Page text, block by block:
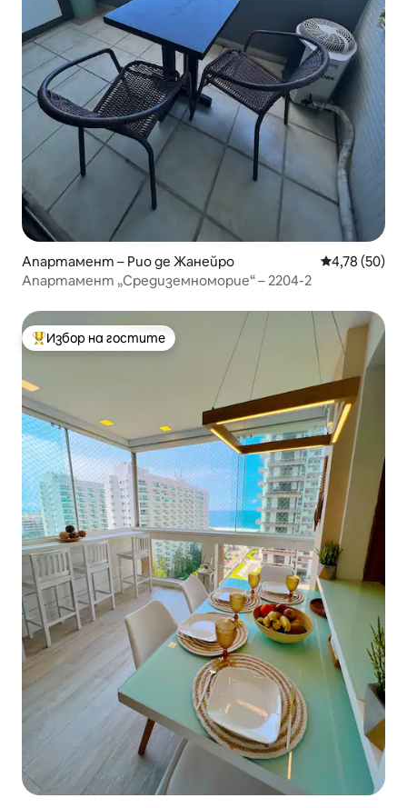
Апартамент – Рио де Жанейро Средна
4,78 (50)
Апартамент „Средиземноморие“ – 2204-2
Най-популярен избор на гостите
Избор на гостите